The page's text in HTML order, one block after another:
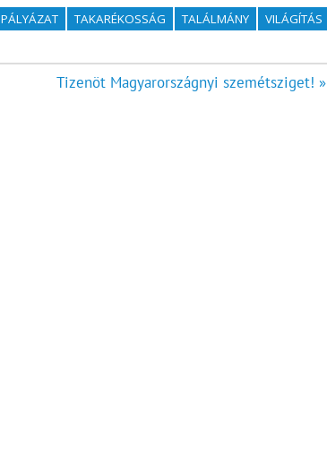
PÁLYÁZAT TAKARÉKOSSÁG TALÁLMÁNY VILÁGÍTÁS
Tizenöt Magyarországnyi szemétsziget! »